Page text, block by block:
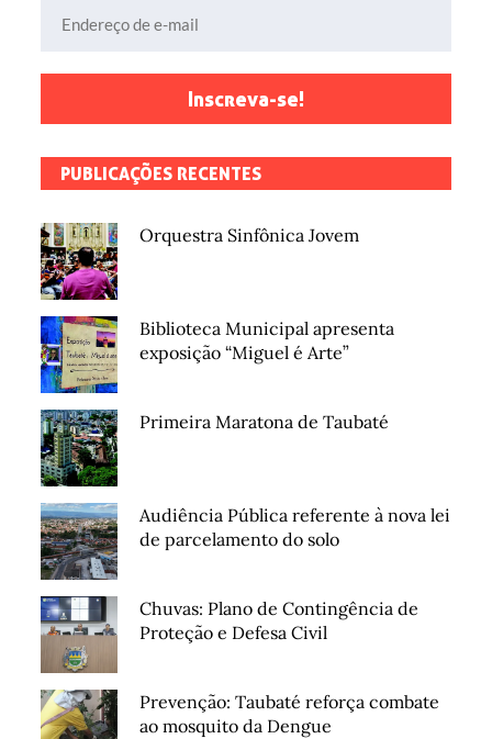
Inscreva-se!
PUBLICAÇÕES RECENTES
Orquestra Sinfônica Jovem
Biblioteca Municipal apresenta
exposição “Miguel é Arte”
Primeira Maratona de Taubaté
Audiência Pública referente à nova lei
de parcelamento do solo
Chuvas: Plano de Contingência de
Proteção e Defesa Civil
Prevenção: Taubaté reforça combate
ao mosquito da Dengue